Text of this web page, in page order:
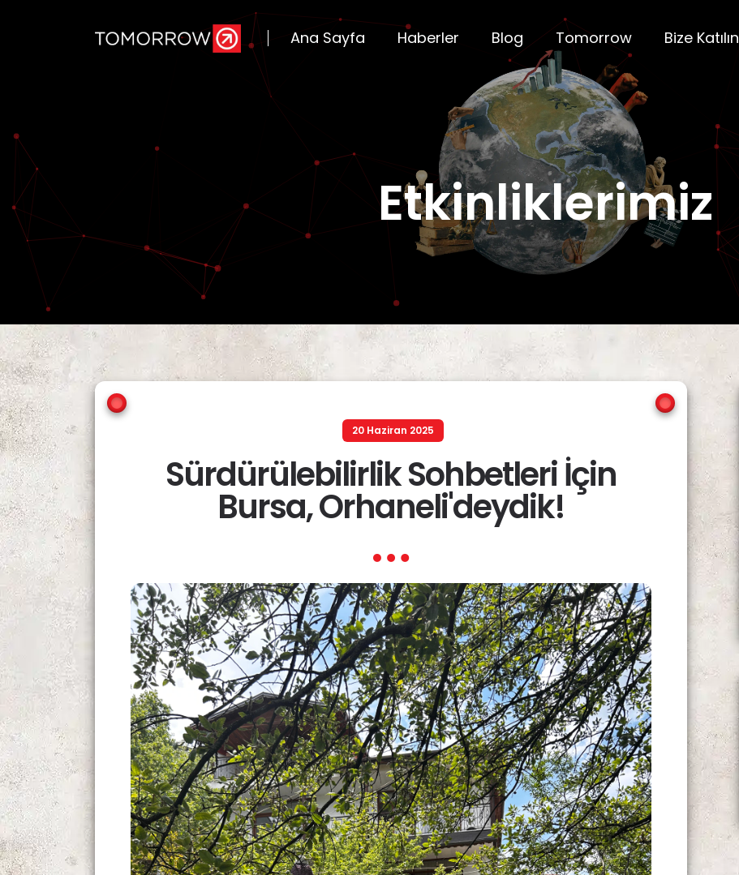
Ana Sayfa Haberler Blog Tomorrow Bize Katılın
Etkinliklerimiz
20 Haziran 2025
Sürdürülebilirlik Sohbetleri İçin
Bursa, Orhaneli'deydik!